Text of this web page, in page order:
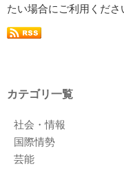
たい場合にご利用くださ
カテゴリ一覧
社会・情報
国際情勢
芸能